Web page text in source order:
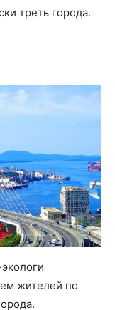
треть города.
жителей по